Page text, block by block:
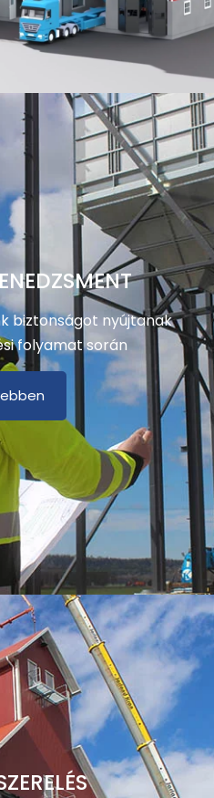
biztonságot nyújtanak
folyamat során